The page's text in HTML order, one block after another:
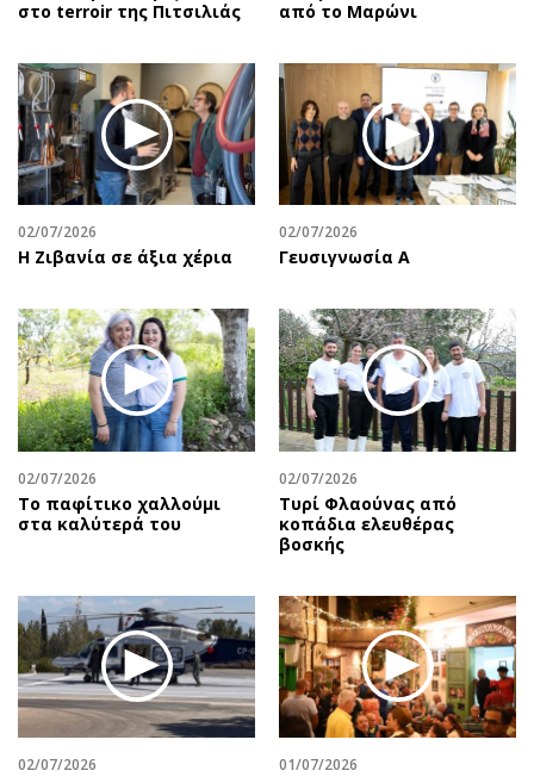
στο terroir της Πιτσιλιάς
από το Μαρώνι
02/07/2026
Η Ζιβανία σε άξια χέρια
02/07/2026
Γευσιγνωσία Α
02/07/2026
Το παφίτικο χαλλούμι
στα καλύτερά του
02/07/2026
Τυρί Φλαούνας από
κοπάδια ελευθέρας
βοσκής
02/07/2026 01/07/2026